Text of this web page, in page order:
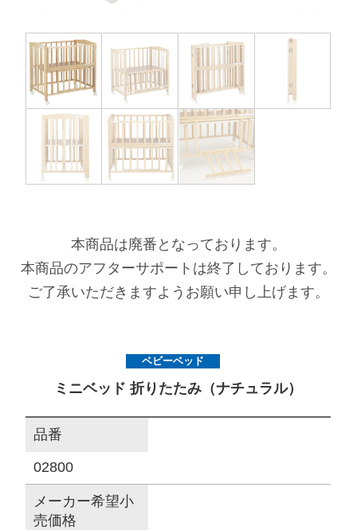
KATOJI TV
このサイトについて
プライバシーポリシー
オフィシャルFacebook
オフィシャルInstagram
× 閉じる
本商品は廃番となっております。
本商品のアフターサポートは終了しております。
ご了承いただきますようお願い申し上げます。
ベビーベッド
ミニベッド 折りたたみ（ナチュラル）
品番
02800
メーカー希望小
売価格